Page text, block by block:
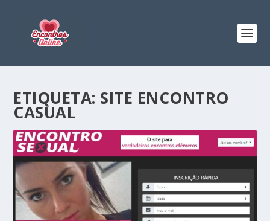
ETIQUETA: SITE ENCONTRO
CASUAL